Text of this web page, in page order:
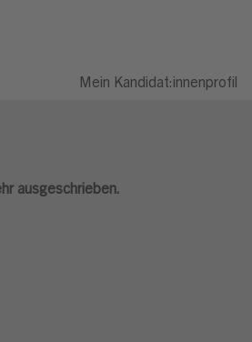
Mein Kandidat:innenprofil
ausgeschrieben.